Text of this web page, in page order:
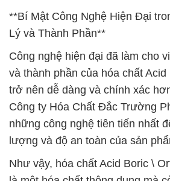
**Bí Mật Công Nghệ Hiện Đại
Lý và Thành Phần**
Công nghệ hiện đại đã làm cho
và thành phần của hóa chất
trở nên dễ dàng và chính xác
Công ty Hóa Chất Đắc Trường
những công nghệ tiên tiến nhất
lượng và độ an toàn của sản
Như vậy, hóa chất Acid Boric \